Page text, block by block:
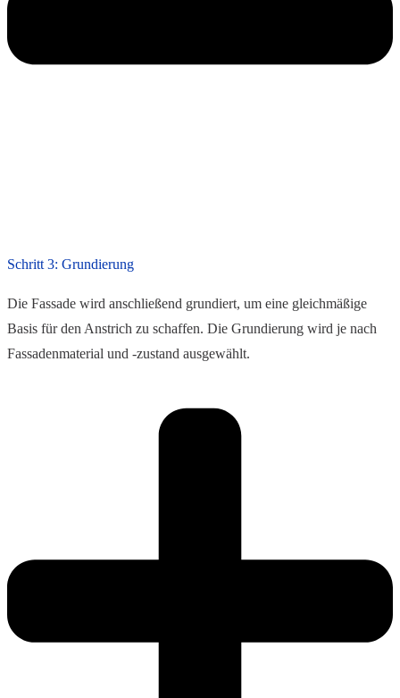
Schritt 3: Grundierung
Die Fassade wird anschließend grundiert, um eine gleichmäßige
Basis für den Anstrich zu schaffen. Die Grundierung wird je nach
Fassadenmaterial und -zustand ausgewählt.